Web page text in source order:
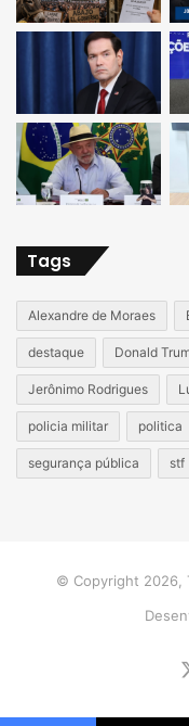
Tags
Alexandre de Moraes
destaque Donald
Jerônimo Rodrigues
policia militar politica
segurança pública stf
© Copyright 2026,